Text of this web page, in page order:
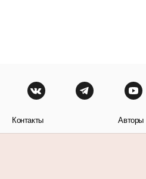
Контакты Авторы